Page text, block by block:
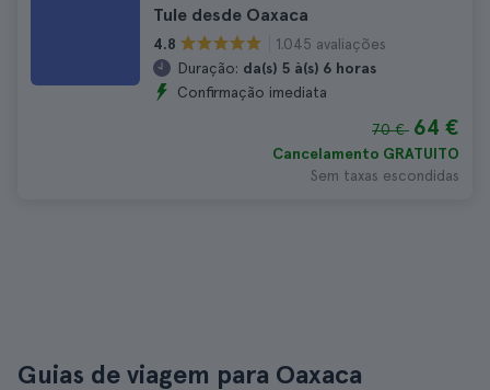
Tule desde Oaxaca
4.8
1.045 avaliações
Duração: da(s) 5 à(s) 6 horas
Confirmação imediata
70 € 64 €
Cancelamento GRATUITO
Sem taxas escondidas
Guias de viagem para Oaxaca